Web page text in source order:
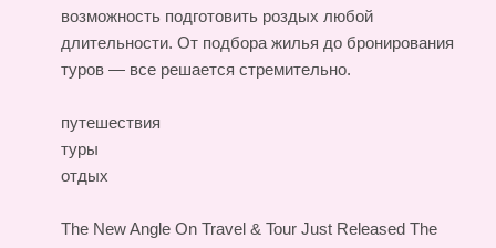
возможность подготовить роздых любой
длительности. От подбора жилья до бронирования
туров — все решается стремительно.
путешествия
туры
отдых
The New Angle On Travel & Tour Just Released The